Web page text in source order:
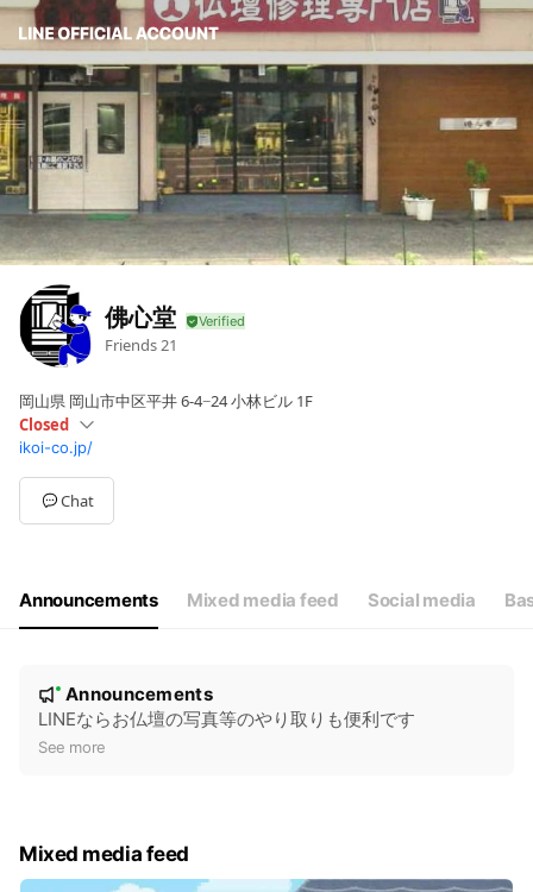
佛心堂
Friends21
岡山県 岡山市中区平井 6-4−24 小林ビル 1F
Closed
Sun09:00 - 20:00
Mon09:00 - 20:00
Tue09:00 - 20:00
WedClosed
毎週水曜日はお休みです
ikoi-co.jp/
Chat
Announcements Mixed media feed Social media
e
New
Announcements
LINEならお仏壇の写真等のやり取りも便利です
See more
Mixed media feed